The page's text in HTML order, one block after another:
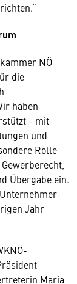
NÖ
die
haben
- mit
und
Rolle
Übergabe ein.
Jahr
Maria